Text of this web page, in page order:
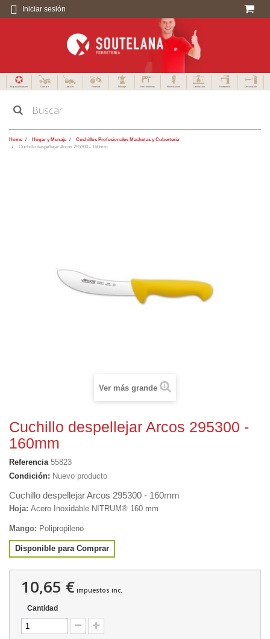
Iniciar sesión
Especialistas en Campo Jardín Forestal Menaje Herramientas Electricidad Calefacción Fontanería Decoración
Home Hogar y Menaje
Cuchillos Profesionales Machetas y Cubertería
Cuchillo despellejar Arcos 295300 - 160mm
Ver más grande
Cuchillo despellejar Arcos 295300 -
160mm
Referencia 55823
Condición: Nuevo producto
Cuchillo despellejar Arcos 295300 - 160mm
Hoja: Acero Inoxidable NITRUM® 160 mm
Mango: Polipropileno
Disponible para Comprar
10,65 € impuestos inc.
Cantidad